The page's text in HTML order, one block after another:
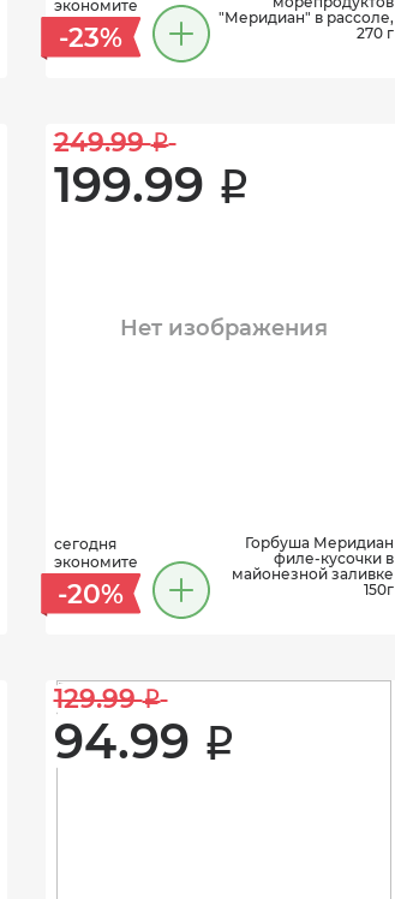
экономите
-23%
"Меридиан" в рассоле,
270 г
249.99 i
199.99 i
Нет изображения
сегодня
экономите
-20%
Горбуша Меридиан
филе-кусочки в
майонезной заливке
150г
129.99 i
94.99 i